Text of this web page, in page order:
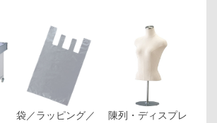
袋／ラッピング／
陳列・ディスプレ